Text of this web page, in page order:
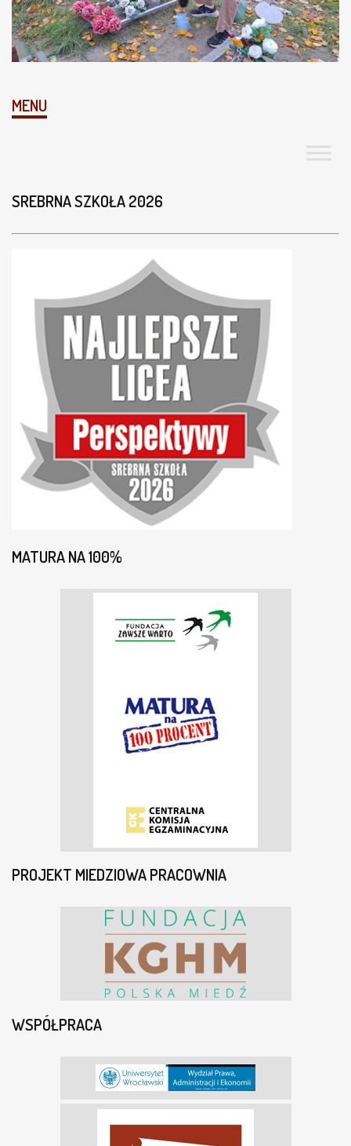
MENU
SREBRNA SZKOŁA 2026
MATURA NA 100%
PROJEKT MIEDZIOWA PRACOWNIA
WSPÓŁPRACA